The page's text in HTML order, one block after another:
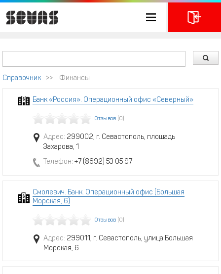
Справочник >> Финансы
Банк «Россия». Операционный офис «Северный»
Отзывов (0)
Адрес: 299002, г. Севастополь, площадь
Захарова, 1
Телефон: +7 (8692) 53 05 97
Смолевич. Банк. Операционный офис (Большая
Морская, 6)
Отзывов (0)
Адрес: 299011, г. Севастополь, улица Большая
Морская, 6